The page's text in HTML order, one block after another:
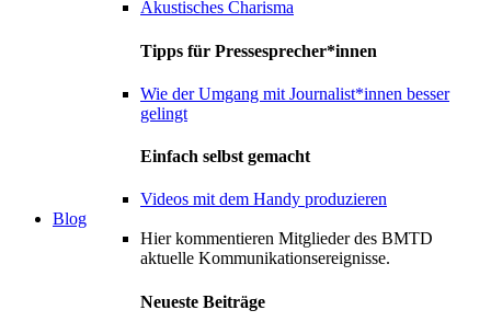
Akustisches Charisma
Tipps für Pressesprecher*innen
Wie der Umgang mit Journalist*innen besser
gelingt
Einfach selbst gemacht
Videos mit dem Handy produzieren
Blog
Hier kommentieren Mitglieder des BMTD
aktuelle Kommunikationsereignisse.
Neueste Beiträge